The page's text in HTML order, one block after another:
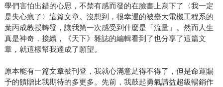
學們害怕出錯的心思，不禁有感而發的在臉書上寫下了〈我一定
是失心瘋了〉這篇文章。沒想到，很幸運的被臺大電機工程系的
葉丙成教授轉發，讓我第一次感受到什麼是「流量」。然而人生
真是神奇，接續，《天下》雜誌的編輯看到了也分享了這篇文
章，就這樣幫我達成了願望。
原本能有一篇文章被刊登，我就心滿意足得不得了，但是命運賜
予的饋贈比我期待的多更多。先前，我鼓起勇氣請益超級暢銷作